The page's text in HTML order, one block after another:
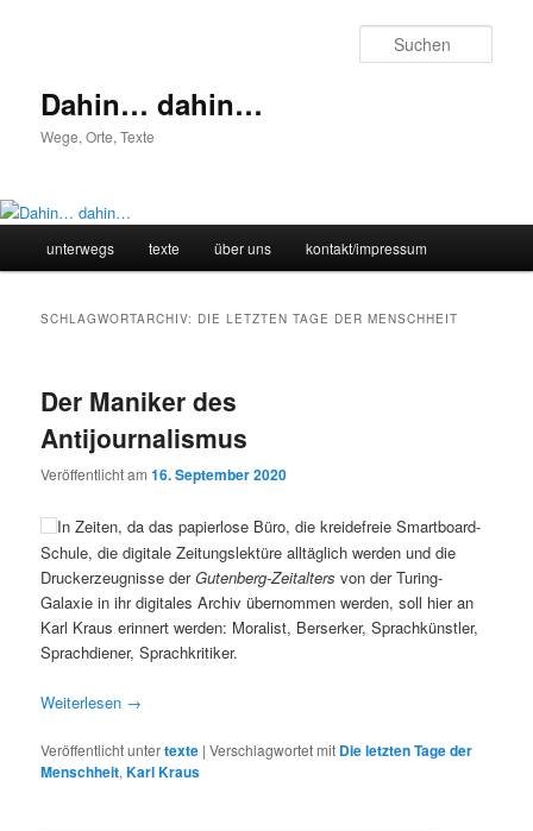
Dahin… dahin…
Wege, Orte, Texte
unterwegs texte über uns kontakt/impressum
SCHLAGWORTARCHIV: DIE LETZTEN TAGE DER MENSCHHEIT
Der Maniker des
Antijournalismus
Veröffentlicht am16. September 2020
In Zeiten, da das papierlose Büro, die kreidefreie Smartboard-
Schule, die digitale Zeitungslektüre alltäglich werden und die
Druckerzeugnisse derGutenberg-Zeitaltersvon der Turing-
Galaxie in ihr digitales Archiv übernommen werden, soll hier an
Karl Kraus erinnert werden: Moralist, Berserker, Sprachkünstler,
Sprachdiener, Sprachkritiker.
Weiterlesen →
Veröffentlicht untertexte |Verschlagwortet mit Die letzten Tage der
Menschheit,Karl Kraus